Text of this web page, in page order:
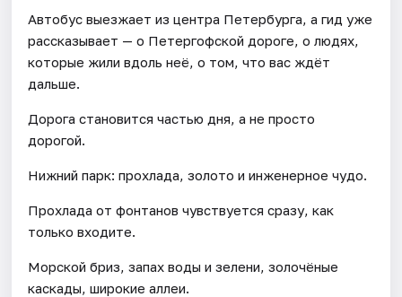
Автобус выезжает из центра Петербурга, а гид уже
рассказывает — о Петергофской дороге, о людях,
которые жили вдоль неё, о том, что вас ждёт
дальше.
Дорога становится частью дня, а не просто
дорогой.
Нижний парк: прохлада, золото и инженерное чудо.
Прохлада от фонтанов чувствуется сразу, как
только входите.
Морской бриз, запах воды и зелени, золочёные
каскады, широкие аллеи.